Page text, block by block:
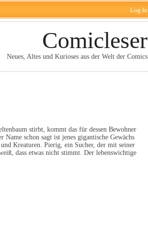
Log In
Comicleser
Neues, Altes und Kurioses aus der Welt der Comics
stirbt, kommt das für dessen Bewohner
schon sagt ist jenes gigantische Gewächs
Kreaturen. Pierig, ein Sucher, der mit seiner
dass etwas nicht stimmt. Der lebenswichtige